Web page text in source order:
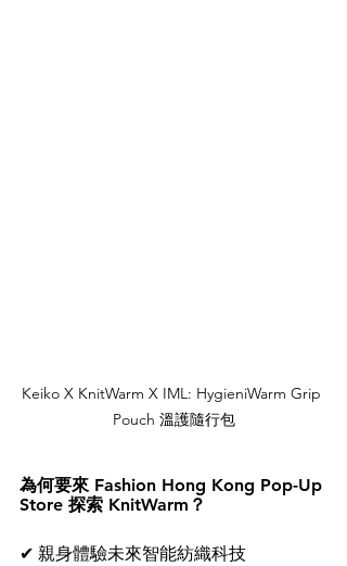
Keiko X KnitWarm X IML: HygieniWarm Grip
Pouch 溫護隨行包
為何要來 Fashion Hong Kong Pop-Up
Store 探索 KnitWarm？
✔ 親身體驗未來智能紡織科技